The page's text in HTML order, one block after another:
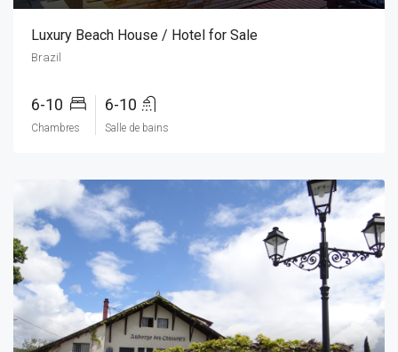
Luxury Beach House / Hotel for Sale
Brazil
6-10
Chambres
6-10
Salle de bains